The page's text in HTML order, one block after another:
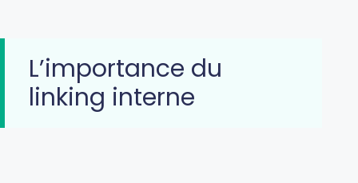
L’importance du
linking interne